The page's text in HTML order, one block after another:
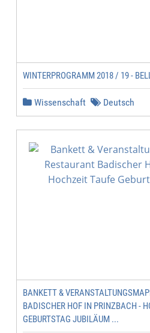
WINTERPROGRAMM 2018 / 19 -
Wissenschaft Deutsch
BANKETT &
BADISCHER HOF IN PRINZBACH -
GEBURTSTAG JUBILÄUM ...